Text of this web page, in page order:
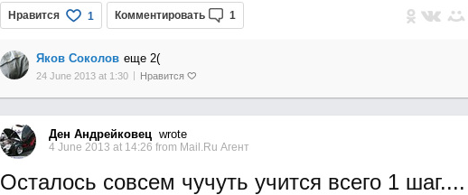
Нравится 1 Комментировать 1
Яков Соколов еще 2(
24 June 2013 at 1:30 Нравится
Ден Андрейковецwrote
4 June 2013 at 14:26 from Mail.Ru Агент
Осталось совсем чучуть учится всего 1 шаг....